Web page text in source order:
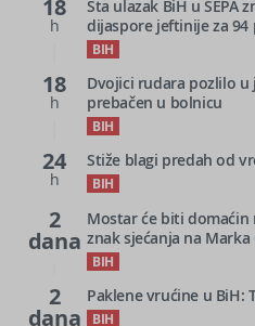
18
h
Šta ulazak BiH u SEPA
dijaspore jeftinije za 94
BIH
18
h
Dvojici rudara pozlilo u
prebačen u bolnicu
BIH
24
h
Stiže blagi predah od
BIH
2
dana
Mostar će biti domaćin
znak sjećanja na
BIH
2
dana
Paklene vrućine u BiH:
BIH